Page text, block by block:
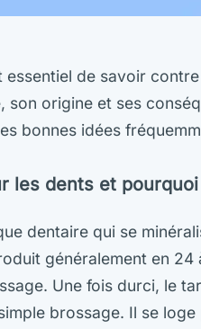
de savoir
son origine et ses
bonnes idées
les dents et pourquoi
dentaire qui se
généralement en 24
Une fois durci, le
brossage. Il se